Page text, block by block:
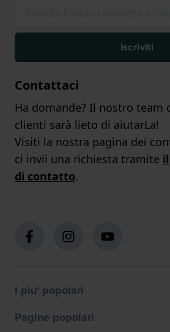
Iscriviti
Contattaci
Ha domande? Il nostro team
clienti sarà lieto di aiutarLa!
Visiti la nostra pagina dei
ci invii una richiesta tramite il
di contatto.
I piu' popolari
Pagine popolari